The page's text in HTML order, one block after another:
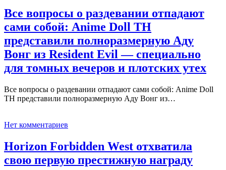
Все вопросы о раздевании отпадают
сами собой: Anime Doll TH
представили полноразмерную Аду
Вонг из Resident Evil — специально
для томных вечеров и плотских утех
Все вопросы о раздевании отпадают сами собой: Anime Doll
TH представили полноразмерную Аду Вонг из…
Нет комментариев
Horizon Forbidden West отхватила
свою первую престижную награду